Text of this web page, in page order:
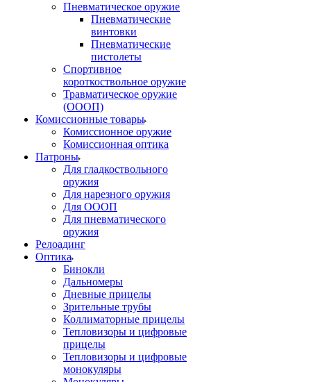
Пневматическое оружие
Пневматические
винтовки
Пневматические
пистолеты
Спортивное
короткоствольное оружие
Травматическое оружие
(ОООП)
Комиссионные товары
Комиссионное оружие
Комиссионная оптика
Патроны
Для гладкоствольного
оружия
Для нарезного оружия
Для ОООП
Для пневматического
оружия
Релоадинг
Оптика
Бинокли
Дальномеры
Дневные прицелы
Зрительные трубы
Коллиматорные прицелы
Тепловизоры и цифровые
прицелы
Тепловизоры и цифровые
монокуляры